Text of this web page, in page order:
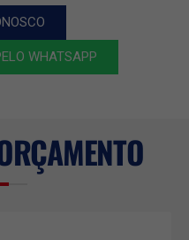
WHATSAPP